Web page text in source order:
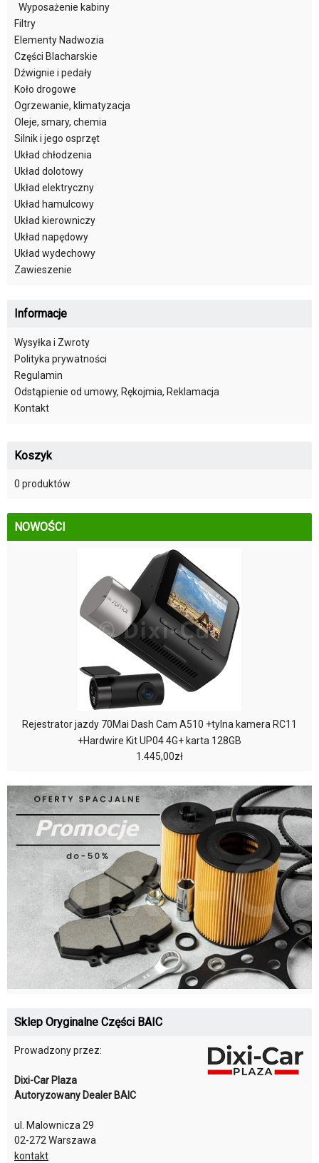
Wyposażenie kabiny
Filtry
Elementy Nadwozia
Części Blacharskie
Dźwignie i pedały
Koło drogowe
Ogrzewanie, klimatyzacja
Oleje, smary, chemia
Silnik i jego osprzęt
Układ chłodzenia
Układ dolotowy
Układ elektryczny
Układ hamulcowy
Układ kierowniczy
Układ napędowy
Układ wydechowy
Zawieszenie
Informacje
Wysyłka i Zwroty
Polityka prywatności
Regulamin
Odstąpienie od umowy, Rękojmia, Reklamacja
Kontakt
Koszyk
0 produktów
NOWOŚCI
Rejestrator jazdy 70Mai Dash Cam A510 +tylna kamera RC11
+Hardwire Kit UP04 4G+ karta 128GB
1.445,00zł
Sklep Oryginalne Części BAIC
Prowadzony przez:
Dixi-Car Plaza
Autoryzowany Dealer BAIC
ul. Malownicza 29
02-272 Warszawa
kontakt